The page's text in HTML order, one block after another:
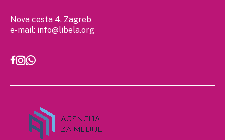
Nova cesta 4, Zagreb
e-mail: info@libela.org